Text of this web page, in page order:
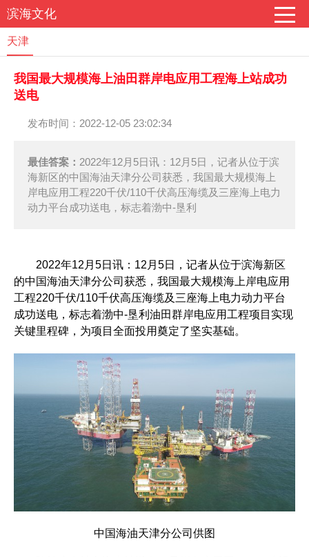
滨海文化
天津
我国最大规模海上油田群岸电应用工程海上站成功
送电
发布时间：2022-12-05 23:02:34
最佳答案： 2022年12月5日讯：12月5日，记者从位于滨
海新区的中国海油天津分公司获悉，我国最大规模海上
岸电应用工程220千伏/110千伏高压海缆及三座海上电力
动力平台成功送电，标志着渤中-垦利
2022年12月5日讯：12月5日，记者从位于滨海新区
的中国海油天津分公司获悉，我国最大规模海上岸电应用
工程220千伏/110千伏高压海缆及三座海上电力动力平台
成功送电，标志着渤中-垦利油田群岸电应用工程项目实现
关键里程碑，为项目全面投用奠定了坚实基础。
中国海油天津分公司供图